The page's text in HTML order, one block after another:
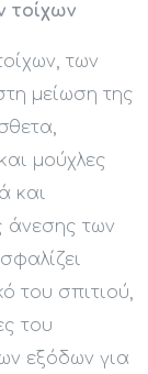
των
μείωση της
μούχλες
και
άνεσης των
του σπιτιού,
του
εξόδων για